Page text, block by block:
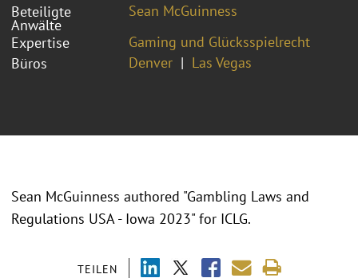
Beteiligte
Anwälte
Sean McGuinness
Expertise
Gaming und Glücksspielrecht
Büros
Denver Las Vegas
TEILEN
Sean McGuinness authored "Gambling Laws and
Regulations USA - Iowa 2023" for ICLG.